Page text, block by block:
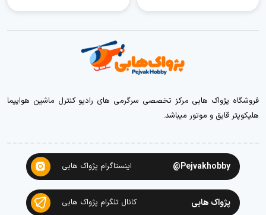
فروشگاه پژواک هابی مرکز تخصصی سرگرمی های رادیو کنترل ماشین هواپیما
هلیکوپتر قایق و موتور میباشد.
Pejvakhobby@ اینستاگرام پژواک هابی
پژواک هابی کانال تلگرام پژواک هابی